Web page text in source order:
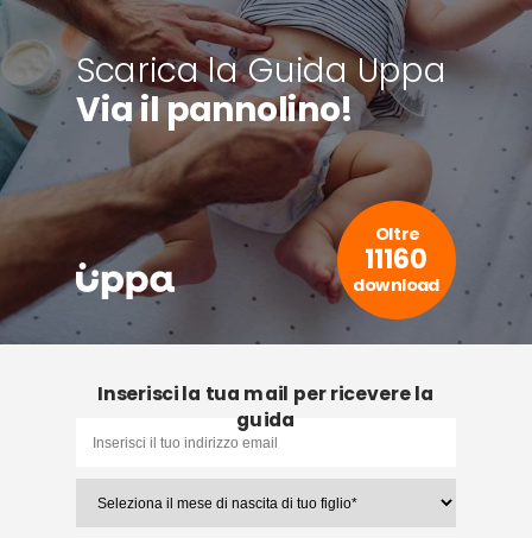
Inserisci la tua mail per ricevere la
guida
Oltre
11160
download
Scarica la Guida Uppa
Via il pannolino!